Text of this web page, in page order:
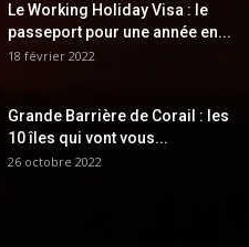
Le Working Holiday Visa : le
passeport pour une année en...
18 février 2022
Grande Barrière de Corail : les
10 îles qui vont vous...
26 octobre 2022